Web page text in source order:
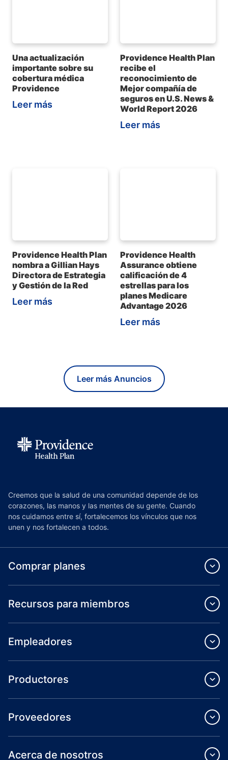
Una actualización
importante sobre su
cobertura médica
Providence
Leer más
Providence Health Plan
recibe el
reconocimiento de
Mejor compañía de
seguros en U.S. News &
World Report 2026
Leer más
Providence Health Plan
nombra a Gillian Hays
Directora de Estrategia
y Gestión de la Red
Leer más
Providence Health
Assurance obtiene
calificación de 4
estrellas para los
planes Medicare
Advantage 2026
Leer más
Leer más Anuncios
Creemos que la salud de una comunidad depende de los
corazones, las manos y las mentes de su gente. Cuando
nos cuidamos entre sí, fortalecemos los vínculos que nos
unen y nos fortalecen a todos.
Comprar planes
Recursos para miembros
Empleadores
Productores
Proveedores
Acerca de nosotros